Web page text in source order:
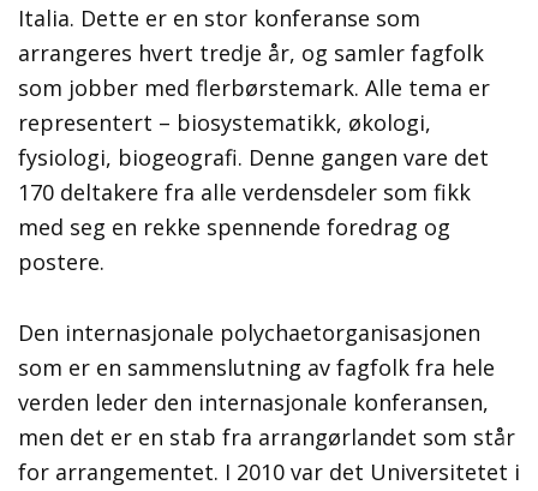
Italia. Dette er en stor konferanse som
arrangeres hvert tredje år, og samler fagfolk
som jobber med flerbørstemark. Alle tema er
representert – biosystematikk, økologi,
fysiologi, biogeografi. Denne gangen vare det
170 deltakere fra alle verdensdeler som fikk
med seg en rekke spennende foredrag og
postere.
Den internasjonale polychaetorganisasjonen
som er en sammenslutning av fagfolk fra hele
verden leder den internasjonale konferansen,
men det er en stab fra arrangørlandet som står
for arrangementet. I 2010 var det Universitetet i